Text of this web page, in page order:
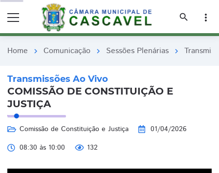
search
more_vert
Home chevron_right Comunicação chevron_right Sessões Plenárias chevron_right
Transmissões Ao Vivo
COMISSÃO DE CONSTITUIÇÃO E
JUSTIÇA
Comissão de Constituição e Justiça
01/04/2026
08:30 às 10:00
132